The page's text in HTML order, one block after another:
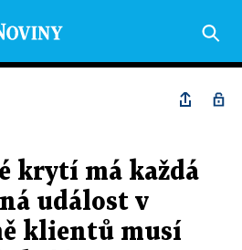
krytí má každá
událost v
klientů musí